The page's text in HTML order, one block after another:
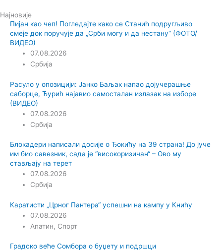
Најновије
Пијан као чеп! Погледајте како се Станић подругљиво
смеје док поручује да „Срби могу и да нестану“ (ФОТО/
ВИДЕО)
07.08.2026
Србија
Расуло у опозицији: Јанко Баљак напао дојучерашње
саборце, Ђурић најавио самосталан излазак на изборе
(ВИДЕО)
07.08.2026
Србија
Блокадери написали досије о Ђокићу на 39 страна! До јуче
им био савезник, сада је “високоризичан“ – Ово му
стављају на терет
07.08.2026
Србија
Каратисти „Црног Пантера“ успешни на кампу у Книћу
07.08.2026
Апатин, Спорт
Градско веће Сомбора о буџету и подршци